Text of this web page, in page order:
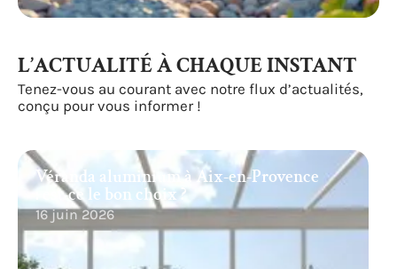
L’ACTUALITÉ À CHAQUE INSTANT
Tenez-vous au courant avec notre flux d’actualités,
conçu pour vous informer !
Véranda aluminium à Aix-en-Provence
: est-ce le bon choix ?
16 juin 2026